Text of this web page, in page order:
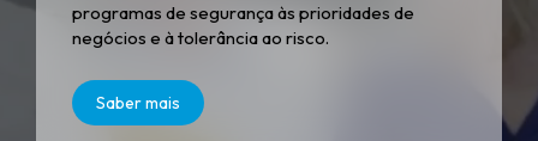
programas de segurança às prioridades de
negócios e à tolerância ao risco.
Saber mais